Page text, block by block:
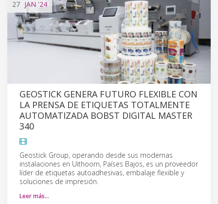
27 JAN '24
GEOSTICK GENERA FUTURO FLEXIBLE CON
LA PRENSA DE ETIQUETAS TOTALMENTE
AUTOMATIZADA BOBST DIGITAL MASTER
340
Geostick Group, operando desde sus modernas
instalaciones en Uithoorn, Países Bajos, es un proveedor
líder de etiquetas autoadhesivas, embalaje flexible y
soluciones de impresión.
Leer más…